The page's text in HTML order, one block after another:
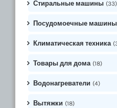
Стиральные машины (33)
Посудомоечные машины
Климатическая техника
Товары для дома (18)
Водонагреватели (4)
Вытяжки (18)